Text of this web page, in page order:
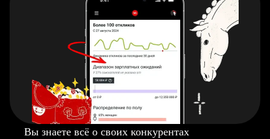
Вы знаете всё о своих конкурентах